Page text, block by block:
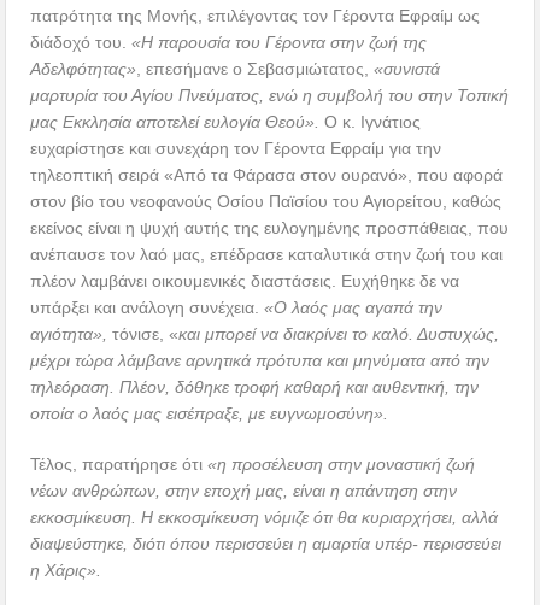
πατρότητα της Μονής, επιλέγοντας τον Γέροντα Εφραίμ ως
διάδοχό του.«Η παρουσία του Γέροντα στην ζωή της
Αδελφότητας» , επεσήμανε ο Σεβασμιώτατος,«συνιστά
μαρτυρία του Αγίου Πνεύματος, ενώ η συμβολή του στην Τοπική
μας Εκκλησία αποτελεί ευλογία Θεού». Ο κ. Ιγνάτιος
ευχαρίστησε και συνεχάρη τον Γέροντα Εφραίμ για την
τηλεοπτική σειρά «Από τα Φάρασα στον ουρανό», που αφορά
στον βίο του νεοφανούς Οσίου Παϊσίου του Αγιορείτου, καθώς
εκείνος είναι η ψυχή αυτής της ευλογημένης προσπάθειας, που
ανέπαυσε τον λαό μας, επέδρασε καταλυτικά στην ζωή του και
πλέον λαμβάνει οικουμενικές διαστάσεις. Ευχήθηκε δε να
υπάρξει και ανάλογη συνέχεια.«Ο λαός μας αγαπά την
αγιότητα», τόνισε, «και μπορεί να διακρίνει το καλό. Δυστυχώς,
μέχρι τώρα λάμβανε αρνητικά πρότυπα και μηνύματα από την
τηλεόραση. Πλέον, δόθηκε τροφή καθαρή και αυθεντική, την
οποία ο λαός μας εισέπραξε, με ευγνωμοσύνη».
Τέλος, παρατήρησε ότι«η προσέλευση στην μοναστική ζωή
νέων ανθρώπων, στην εποχή μας, είναι η απάντηση στην
εκκοσμίκευση. Η εκκοσμίκευση νόμιζε ότι θα κυριαρχήσει, αλλά
διαψεύστηκε, διότι όπου περισσεύει η αμαρτία υπέρ- περισσεύει
η Χάρις».